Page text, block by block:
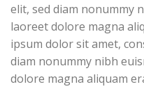
elit, sed diam nonummy
laoreet dolore magna
ipsum dolor sit amet,
diam nonummy nibh
dolore magna aliquam